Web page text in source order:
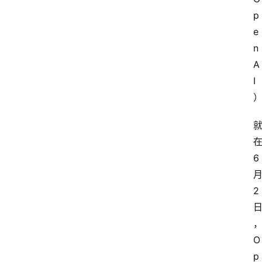
p
e
n
A
I
）
就
在
6
月
2
日
，
O
p